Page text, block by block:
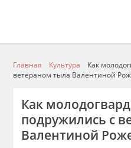
Главная Культура
Как
ветераном тыла Валентиной
Как
подружились с
Валентиной